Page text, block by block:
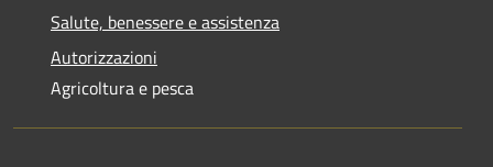
Salute, benessere e assistenza
Autorizzazioni
Agricoltura e pesca